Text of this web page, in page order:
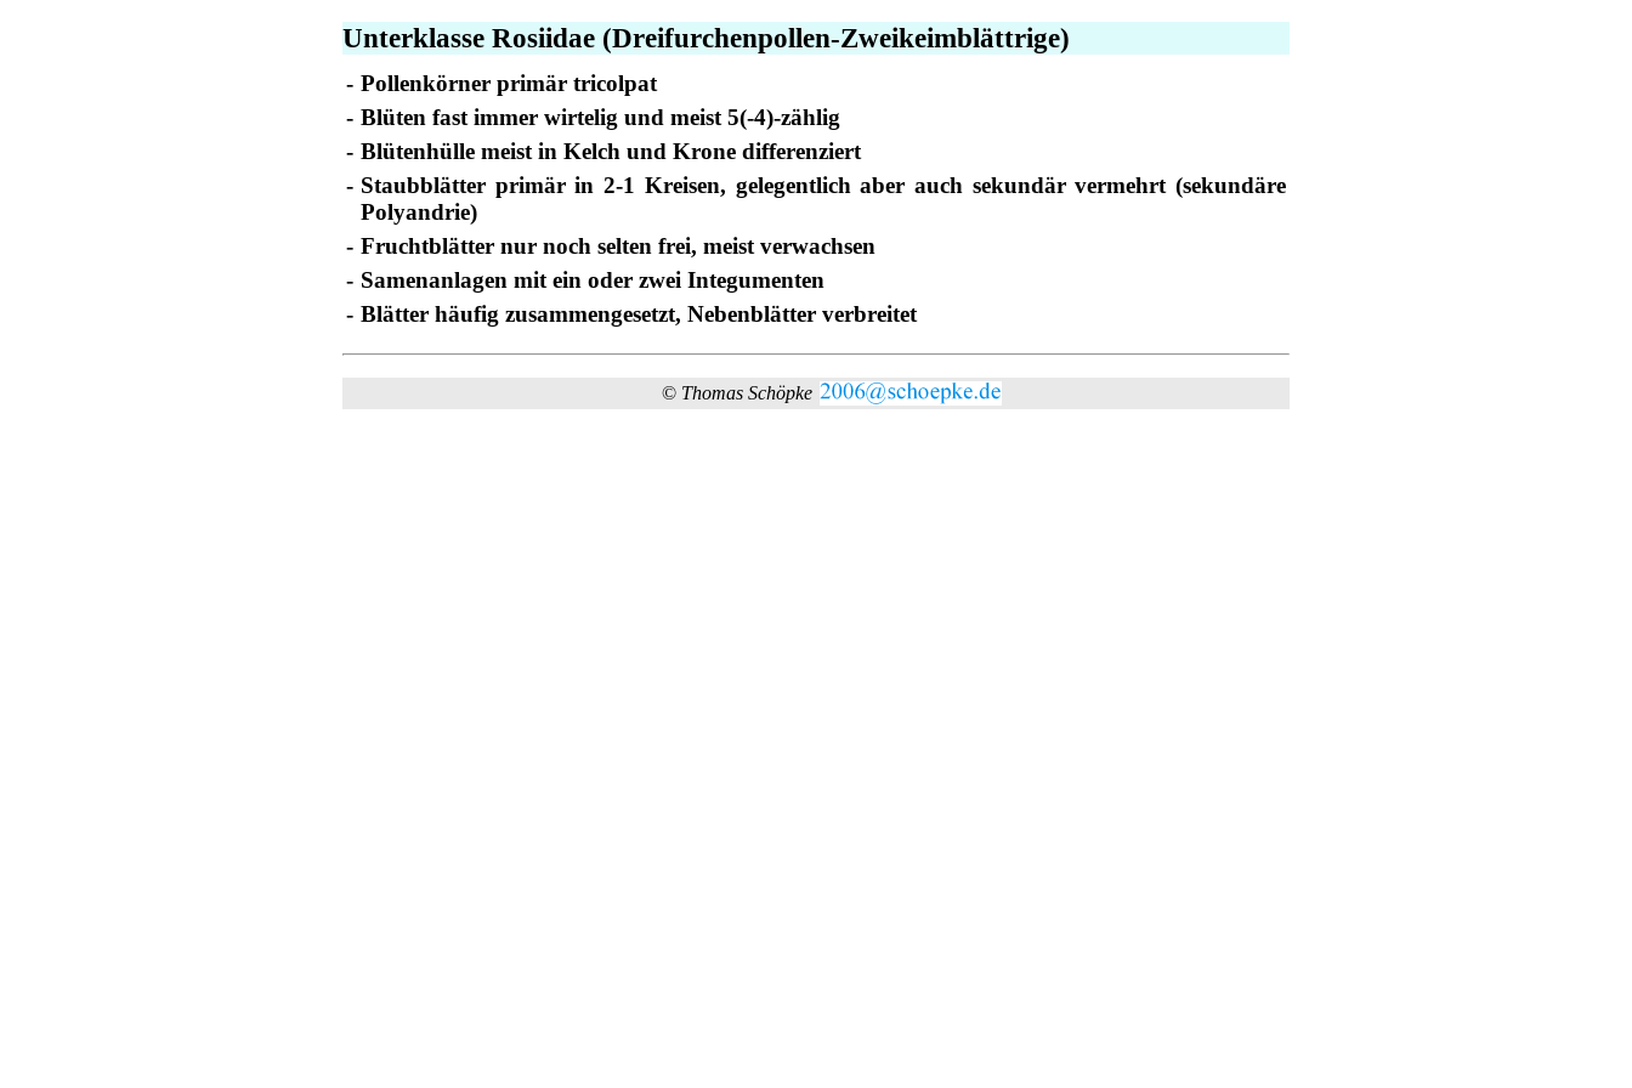
Unterklasse Rosiidae (Dreifurchenpollen-Zweikeimblättrige)
- Pollenkörner primär tricolpat
- Blüten fast immer wirtelig und meist 5(-4)-zählig
- Blütenhülle meist in Kelch und Krone differenziert
- Staubblätter primär in 2-1 Kreisen, gelegentlich aber auch sekundär vermehrt (sekundäre
Polyandrie)
- Fruchtblätter nur noch selten frei, meist verwachsen
- Samenanlagen mit ein oder zwei Integumenten
- Blätter häufig zusammengesetzt, Nebenblätter verbreitet
© Thomas Schöpke